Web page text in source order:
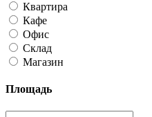
Квартира
Кафе
Офис
Склад
Магазин
Площадь